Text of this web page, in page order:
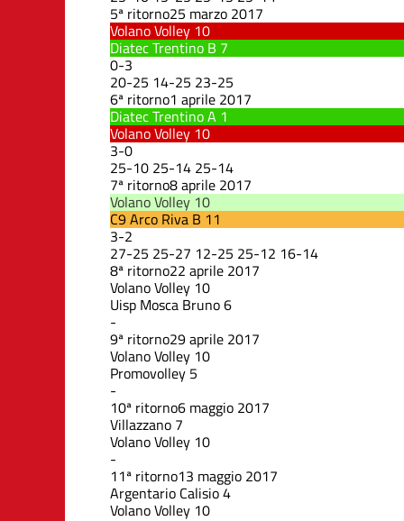
5ª ritorno25 marzo 2017
Volano Volley 10
Diatec Trentino B 7
0-3
20-25 14-25 23-25
6ª ritorno1 aprile 2017
Diatec Trentino A 1
Volano Volley 10
3-0
25-10 25-14 25-14
7ª ritorno8 aprile 2017
Volano Volley 10
C9 Arco Riva B 11
3-2
27-25 25-27 12-25 25-12 16-14
8ª ritorno22 aprile 2017
Volano Volley 10
Uisp Mosca Bruno6
-
9ª ritorno29 aprile 2017
Volano Volley 10
Promovolley 5
-
10ª ritorno6 maggio 2017
Villazzano 7
Volano Volley 10
-
11ª ritorno13 maggio 2017
Argentario Calisio4
Volano Volley 10